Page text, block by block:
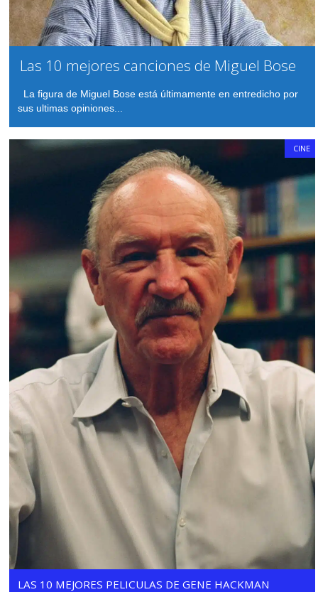
Las 10 mejores canciones de Miguel Bose
La figura de Miguel Bose está últimamente en entredicho por
sus ultimas opiniones...
CINE
LAS 10 MEJORES PELICULAS DE GENE HACKMAN